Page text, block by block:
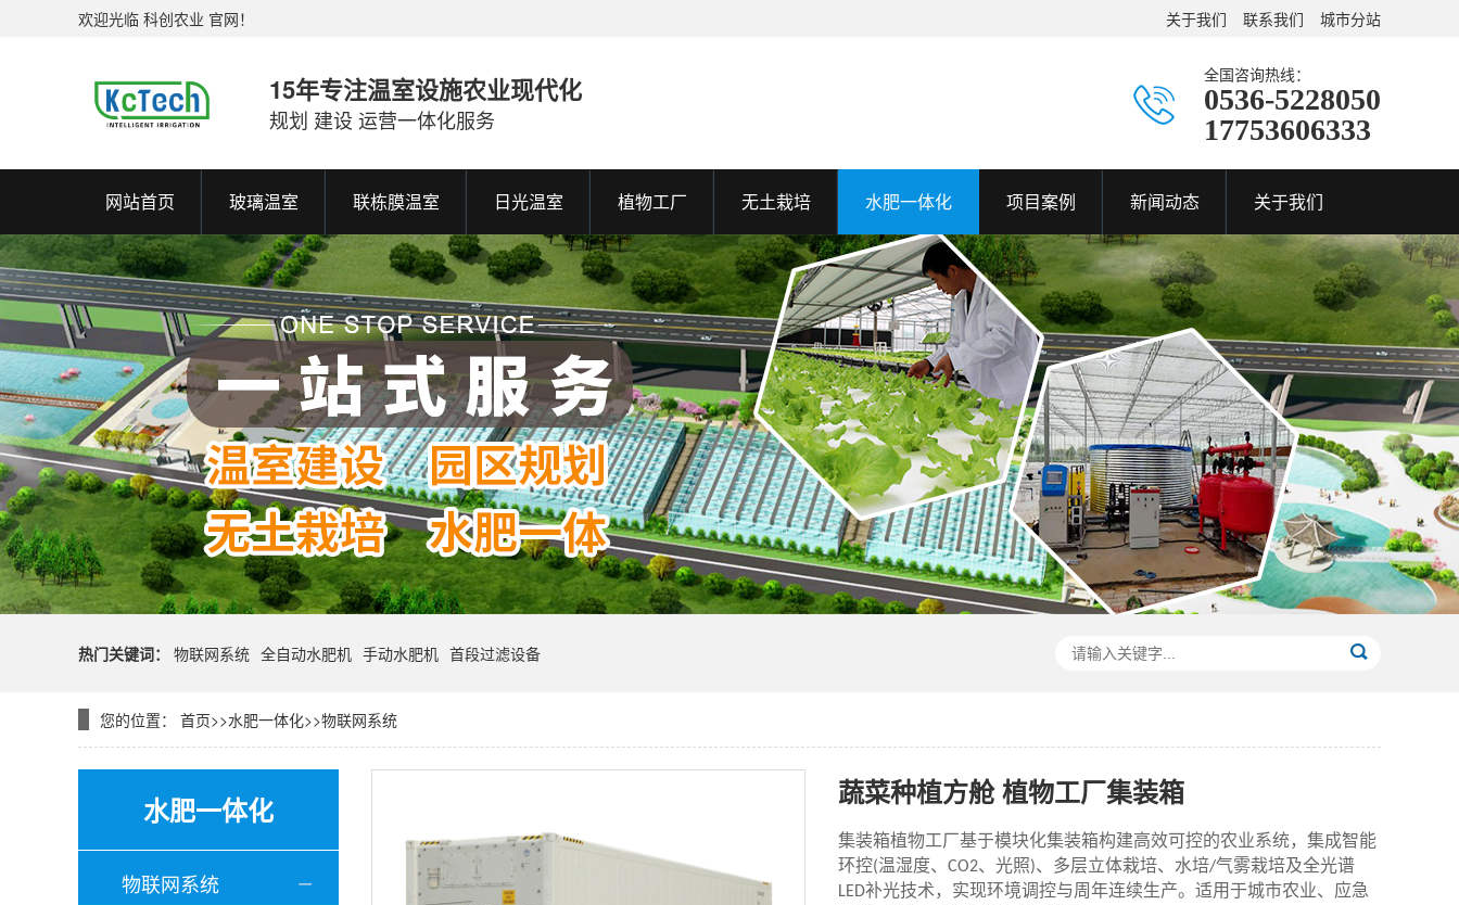
关于我们 联系我们 城市分站
欢迎光临 科创农业 官网！
15年专注温室设施农业现代化
规划 建设 运营一体化服务
全国咨询热线：
0536-5228050
17753606333
网站首页 玻璃温室 联栋膜温室 日光温室 植物工厂 无土栽培 水肥一体化 项目案例 新闻动态 关于我们
热门关键词： 物联网系统 全自动水肥机 手动水肥机 首段过滤设备
您的位置： 首页>>水肥一体化>>物联网系统
水肥一体化
物联网系统
蔬菜种植方舱 植物工厂集装箱
集装箱植物工厂基于模块化集装箱构建高效可控的农业系统，集成智能
环控(温湿度、 CO2、光照)、多层立体栽培、水培/气雾栽培及全光谱
LED补光技术，实现环境调控与周年连续生产。适用于城市农业、应急